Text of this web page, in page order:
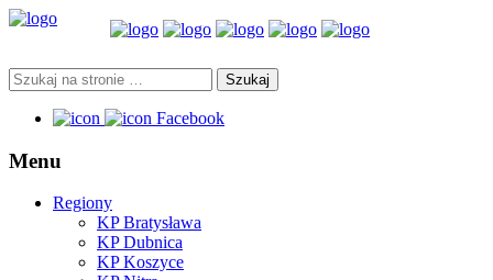
Facebook
Menu
Regiony
KP Bratysława
KP Dubnica
KP Koszyce